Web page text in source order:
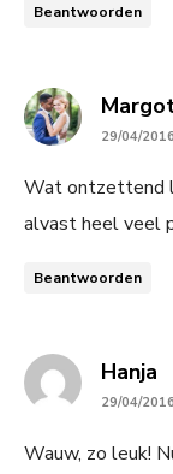
Beantwoorden
29/04/
Wat ontzettend
alvast heel veel
Beantwoorden
Hanja
29/04/
Wauw, zo leuk!